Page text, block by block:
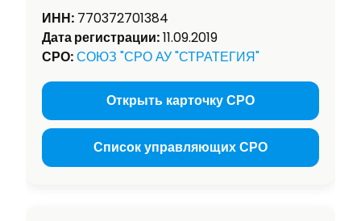
ИНН: 770372701384
Дата регистрации:11.09.2019
СРО:СОЮЗ "СРО АУ "СТРАТЕГИЯ"
Открыть карточку СРО
Список управляющих СРО